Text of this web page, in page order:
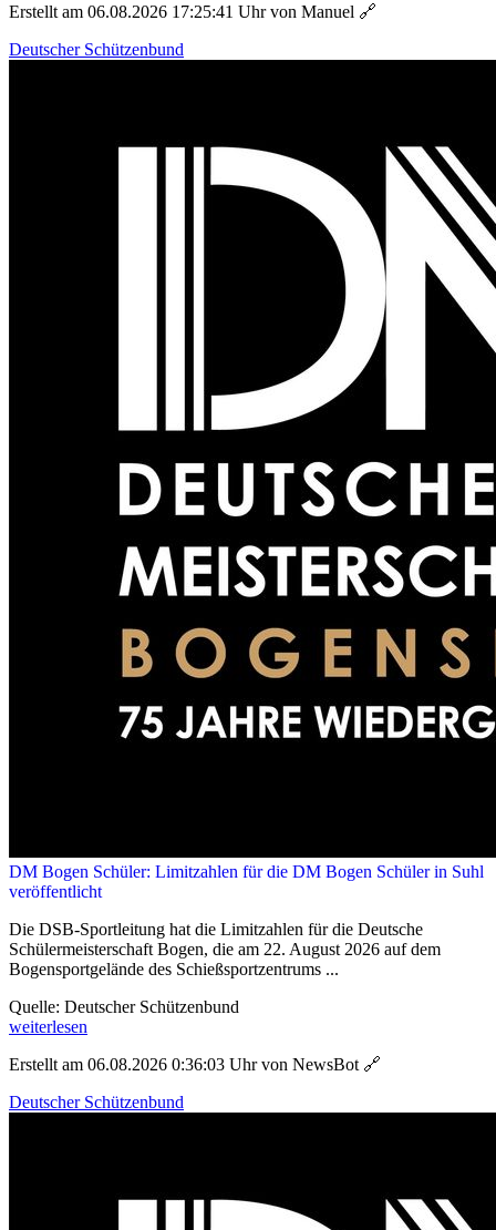
Erstellt am 06.08.2026 17:25:41 Uhr von Manuel 🔗
Deutscher Schützenbund
DM Bogen Schüler: Limitzahlen für die DM Bogen Schüler in Suhl
veröffentlicht
Die DSB-Sportleitung hat die Limitzahlen für die Deutsche
Schülermeisterschaft Bogen, die am 22. August 2026 auf dem
Bogensportgelände des Schießsportzentrums ...
Quelle: Deutscher Schützenbund
weiterlesen
Erstellt am 06.08.2026 0:36:03 Uhr von NewsBot 🔗
Deutscher Schützenbund